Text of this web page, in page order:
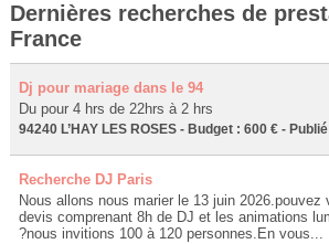
Dernières recherches de
France
Dj pour mariage dans le 94
Du pour 4 hrs de 22hrs à 2 hrs
94240 L’HAY LES ROSES - Budget : 600 € -
Recherche DJ Paris
Nous allons nous marier le 13 juin 2026.pouvez
devis comprenant 8h de DJ et les animations
?nous invitions 100 à 120 personnes.En vous...